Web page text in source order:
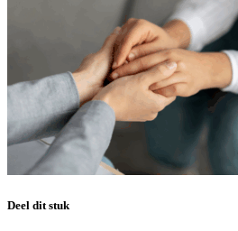
Deel dit stuk